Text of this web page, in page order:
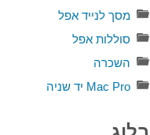
מסך לנייד אפל
סוללות אפל
השכרה
Mac Pro יד שניה